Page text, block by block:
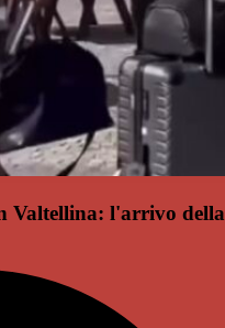
Valtellina: l'arrivo della